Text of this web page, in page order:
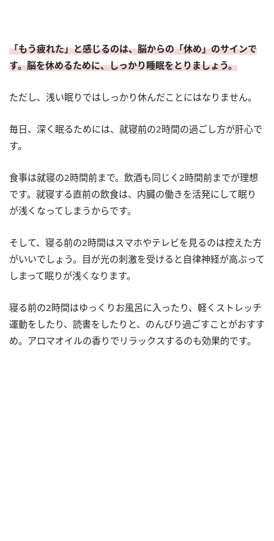
「もう疲れた」と感じるのは、脳からの「休め」のサインで
す。脳を休めるために、しっかり睡眠をとりましょう。
ただし、浅い眠りではしっかり休んだことにはなりません。
毎日、深く眠るためには、就寝前の2時間の過ごし方が肝心で
す。
食事は就寝の2時間前まで。飲酒も同じく2時間前までが理想
です。就寝する直前の飲食は、内臓の働きを活発にして眠り
が浅くなってしまうからです。
そして、寝る前の2時間はスマホやテレビを見るのは控えた方
がいいでしょう。目が光の刺激を受けると自律神経が高ぶって
しまって眠りが浅くなります。
寝る前の2時間はゆっくりお風呂に入ったり、軽くストレッチ
運動をしたり、読書をしたりと、のんびり過ごすことがおすす
め。アロマオイルの香りでリラックスするのも効果的です。